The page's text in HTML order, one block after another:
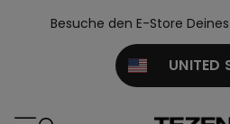
Besuche den E-Store
UNITED